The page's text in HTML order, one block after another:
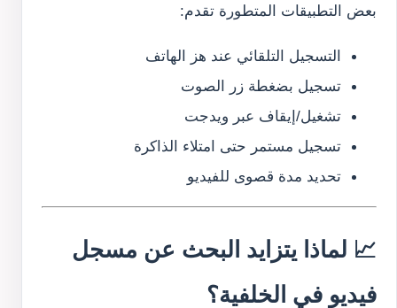
بعض التطبيقات المتطورة تقدم:
التسجيل التلقائي عند هز الهاتف
تسجيل بضغطة زر الصوت
تشغيل/إيقاف عبر ويدجت
تسجيل مستمر حتى امتلاء الذاكرة
تحديد مدة قصوى للفيديو
📈 لماذا يتزايد البحث عن مسجل
فيديو في الخلفية؟